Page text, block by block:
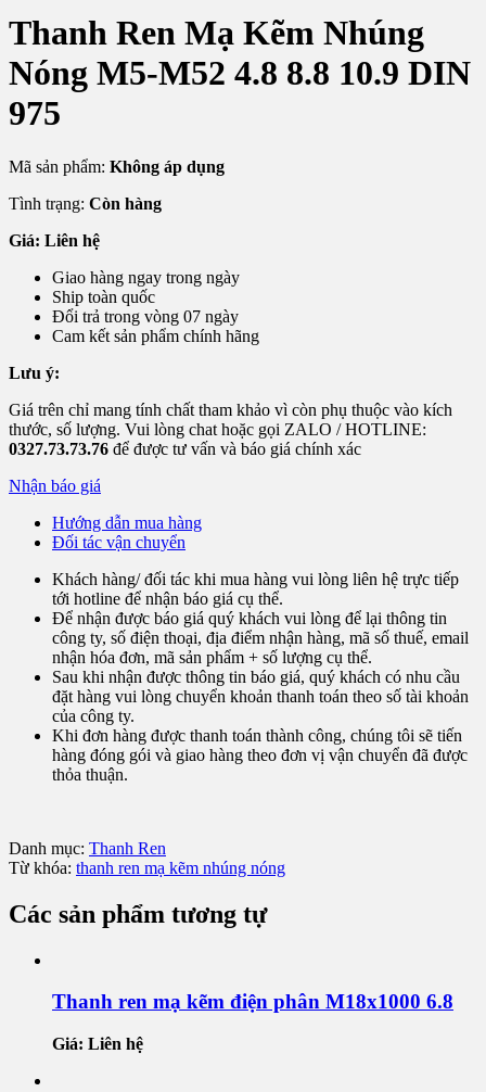
Thanh Ren Mạ Kẽm Nhúng
Nóng M5-M52 4.8 8.8 10.9 DIN
975
Mã sản phẩm: Không áp dụng
Tình trạng: Còn hàng
Giá: Liên hệ
Giao hàng ngay trong ngày
Ship toàn quốc
Đổi trả trong vòng 07 ngày
Cam kết sản phẩm chính hãng
Lưu ý:
Giá trên chỉ mang tính chất tham khảo vì còn phụ thuộc vào kích
thước, số lượng. Vui lòng chat hoặc gọi ZALO / HOTLINE:
0327.73.73.76 để được tư vấn và báo giá chính xác
Nhận báo giá
Hướng dẫn mua hàng
Đối tác vận chuyển
Khách hàng/ đối tác khi mua hàng vui lòng liên hệ trực tiếp
tới hotline để nhận báo giá cụ thể.
Để nhận được báo giá quý khách vui lòng để lại thông tin
công ty, số điện thoại, địa điểm nhận hàng, mã số thuế, email
nhận hóa đơn, mã sản phẩm + số lượng cụ thể.
Sau khi nhận được thông tin báo giá, quý khách có nhu cầu
đặt hàng vui lòng chuyển khoản thanh toán theo số tài khoản
của công ty.
Khi đơn hàng được thanh toán thành công, chúng tôi sẽ tiến
hàng đóng gói và giao hàng theo đơn vị vận chuyển đã được
thỏa thuận.
Danh mục: Thanh Ren
Từ khóa: thanh ren mạ kẽm nhúng nóng
Các sản phẩm tương tự
Thanh ren mạ kẽm điện phân M18x1000 6.8
Giá: Liên hệ